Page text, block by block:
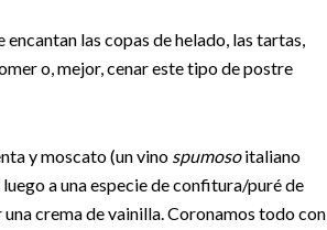
las copas de helado, las tartas,
o, mejor, cenar este tipo de postre
y moscato (un vino spumosoitaliano
a una especie de confitura/puré de
crema de vainilla. Coronamos todo con